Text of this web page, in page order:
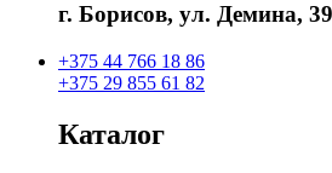
г. Борисов, ул. Демина,
+375 44 766 18 86
+375 29 855 61 82
Каталог